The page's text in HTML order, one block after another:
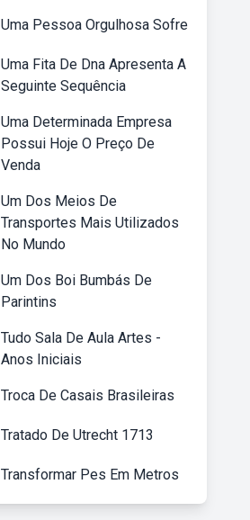
Uma Pessoa Orgulhosa Sofre
Uma Fita De Dna Apresenta A
Seguinte Sequência
Uma Determinada Empresa
Possui Hoje O Preço De
Venda
Um Dos Meios De
Transportes Mais Utilizados
No Mundo
Um Dos Boi Bumbás De
Parintins
Tudo Sala De Aula Artes -
Anos Iniciais
Troca De Casais Brasileiras
Tratado De Utrecht 1713
Transformar Pes Em Metros